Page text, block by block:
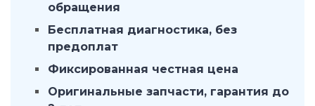
обращения
Бесплатная диагностика, без
предоплат
Фиксированная честная цена
Оригинальные запчасти, гарантия до